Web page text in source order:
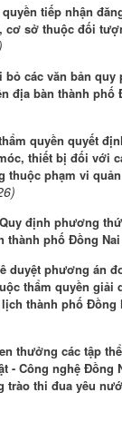
tiếp nhận
cơ sở thuộc đối
bỏ các văn bản quy
địa bàn thành phố
quyền quyết
thiết bị đối với
phạm vi
định phương
thành phố Đồng Nai
duyệt phương án
thẩm quyền giải
thành phố Đồng
thưởng các tập
- Công nghệ Đồng
trào thi đua yêu